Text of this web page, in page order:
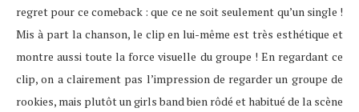
regret pour ce comeback : que ce ne soit seulement qu’un single !
Mis à part la chanson, le clip en lui-même est très esthétique et
montre aussi toute la force visuelle du groupe ! En regardant ce
clip, on a clairement pas l’impression de regarder un groupe de
rookies, mais plutôt un girls band bien rôdé et habitué de la scène